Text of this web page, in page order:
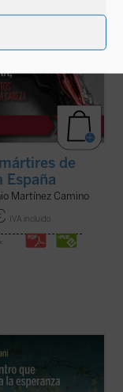
de
España
Martínez Camino
IVA incluido
y la síntesis, hasta
Luigi Giussani con
de Comunión y
Giussani propone una